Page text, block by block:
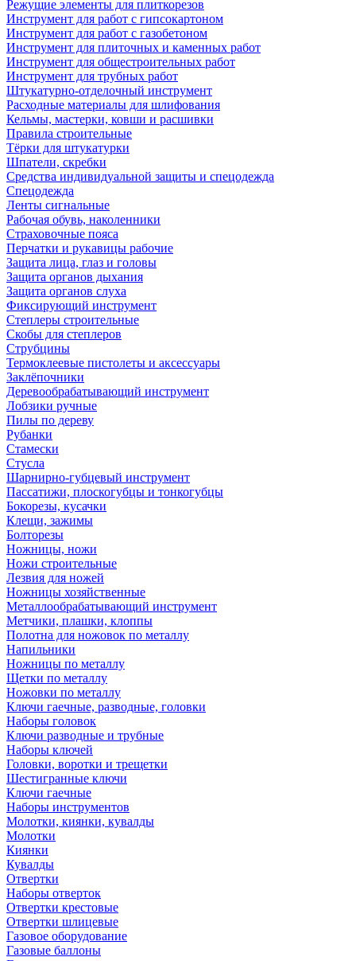
Режущие элементы для плиткорезов
Инструмент для работ с гипсокартоном
Инструмент для работ с газобетоном
Инструмент для плиточных и каменных работ
Инструмент для общестроительных работ
Инструмент для трубных работ
Штукатурно-отделочный инструмент
Расходные материалы для шлифования
Кельмы, мастерки, ковши и расшивки
Правила строительные
Тёрки для штукатурки
Шпатели, скребки
Средства индивидуальной защиты и спецодежда
Спецодежда
Ленты сигнальные
Рабочая обувь, наколенники
Страховочные пояса
Перчатки и рукавицы рабочие
Защита лица, глаз и головы
Защита органов дыхания
Защита органов слуха
Фиксирующий инструмент
Степлеры строительные
Скобы для степлеров
Струбцины
Термоклеевые пистолеты и аксессуары
Заклёпочники
Деревообрабатывающий инструмент
Лобзики ручные
Пилы по дереву
Рубанки
Стамески
Стусла
Шарнирно-губцевый инструмент
Пассатижи, плоскогубцы и тонкогубцы
Бокорезы, кусачки
Клещи, зажимы
Болторезы
Ножницы, ножи
Ножи строительные
Лезвия для ножей
Ножницы хозяйственные
Металлообрабатывающий инструмент
Метчики, плашки, клоппы
Полотна для ножовок по металлу
Напильники
Ножницы по металлу
Щетки по металлу
Ножовки по металлу
Ключи гаечные, разводные, головки
Наборы головок
Ключи разводные и трубные
Наборы ключей
Головки, воротки и трещетки
Шестигранные ключи
Ключи гаечные
Наборы инструментов
Молотки, киянки, кувалды
Молотки
Киянки
Кувалды
Отвертки
Наборы отверток
Отвертки крестовые
Отвертки шлицевые
Газовое оборудование
Газовые баллоны